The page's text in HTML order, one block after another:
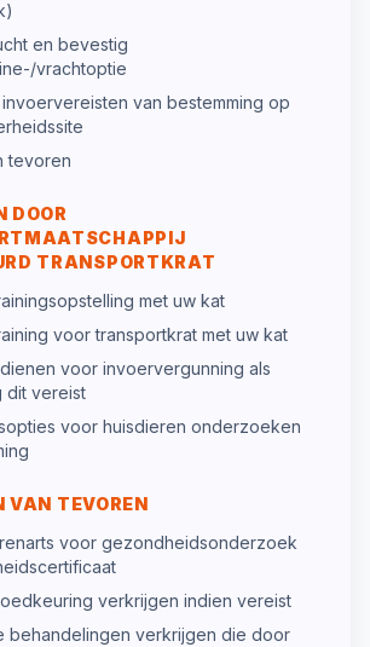
en bevestig
vrachtoptie
van bestemming op
tevoren
DOOR
TRANSPORTKRAT
met uw kat
voor transportkrat met uw kat
voor invoervergunning als
dit vereist
voor huisdieren onderzoeken
VAN TEVOREN
voor gezondheidsonderzoek
verkrijgen indien vereist
behandelingen verkrijgen die door